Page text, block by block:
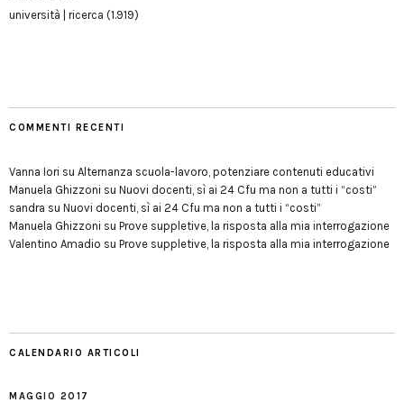
università | ricerca (1.919)
COMMENTI RECENTI
Vanna Iori su Alternanza scuola-lavoro, potenziare contenuti educativi
Manuela Ghizzoni su Nuovi docenti, sì ai 24 Cfu ma non a tutti i “costi”
sandra su Nuovi docenti, sì ai 24 Cfu ma non a tutti i “costi”
Manuela Ghizzoni su Prove suppletive, la risposta alla mia interrogazione
Valentino Amadio su Prove suppletive, la risposta alla mia interrogazione
CALENDARIO ARTICOLI
MAGGIO 2017